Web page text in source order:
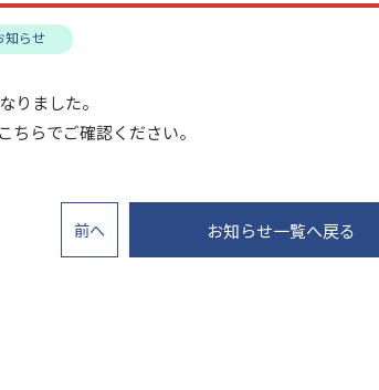
知らせ
りました。
ちらでご確認ください。
前へ お知らせ一覧へ戻る